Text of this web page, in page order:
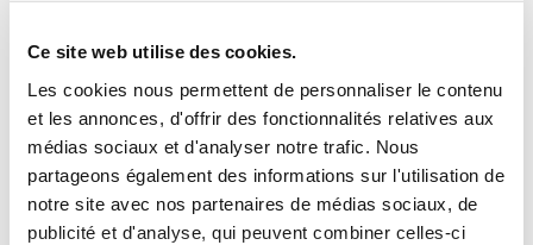
Ce site web utilise des cookies.
Les cookies nous permettent de personnaliser le contenu
et les annonces, d'offrir des fonctionnalités relatives aux
médias sociaux et d'analyser notre trafic. Nous
partageons également des informations sur l'utilisation de
notre site avec nos partenaires de médias sociaux, de
publicité et d'analyse, qui peuvent combiner celles-ci